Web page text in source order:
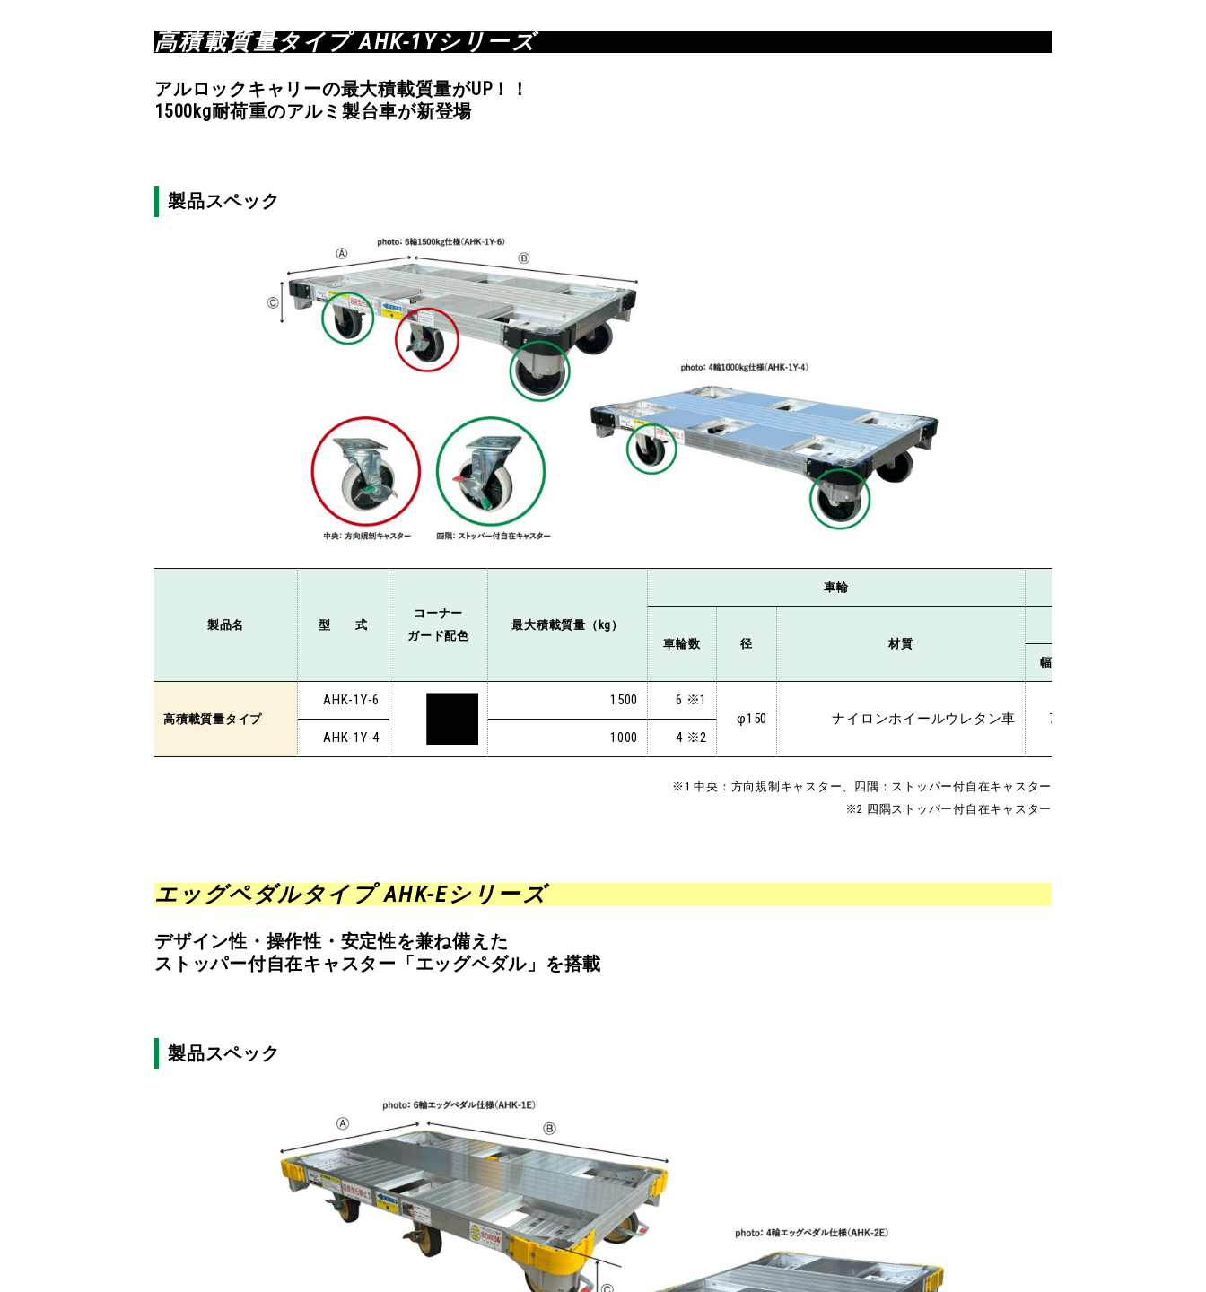
高積載質量タイプ AHK-1Yシリーズ
アルロックキャリーの最大積載質量がUP！！
1500kg耐荷重のアルミ製台車が新登場
製品スペック
製品名 型 式
コーナー
ガード配色
最大積載質量（kg）
車輪
車輪数 径 材質
幅Ⓐ
高積載質量タイプ
AHK-1Y-6 1500 6 ※1
φ150 ナイロンホイールウレタン車 775
AHK-1Y-4
1000 4 ※2
※1 中央：方向規制キャスター、四隅：ストッパー付自在キャスター
※2 四隅ストッパー付自在キャスター
エッグペダルタイプ AHK-Eシリーズ
デザイン性・操作性・安定性を兼ね備えた
ストッパー付自在キャスター「エッグペダル」を搭載
製品スペック